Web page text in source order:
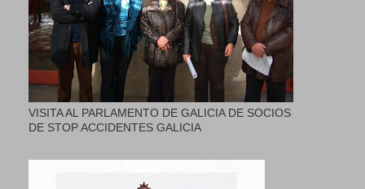
VISITA AL PARLAMENTO DE GALICIA DE SOCIOS
DE STOP ACCIDENTES GALICIA